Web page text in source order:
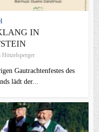
IN
Gautrachtenfestes des
lädt der...